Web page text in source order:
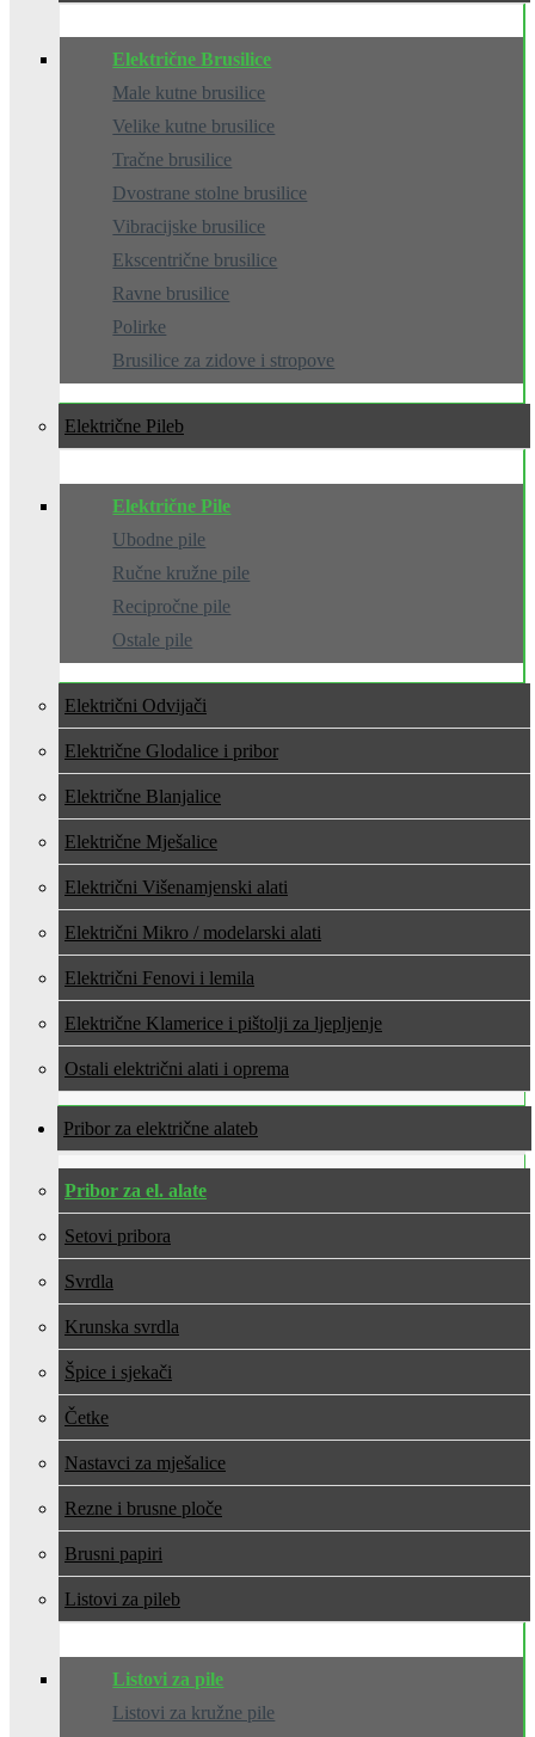
Električne Brusilice
Male kutne brusilice
Velike kutne brusilice
Tračne brusilice
Dvostrane stolne brusilice
Vibracijske brusilice
Ekscentrične brusilice
Ravne brusilice
Polirke
Brusilice za zidove i stropove
Električne Pile
Električne Pile
Ubodne pile
Ručne kružne pile
Recipročne pile
Ostale pile
Električni Odvijači
Električne Glodalice i pribor
Električne Blanjalice
Električne Mješalice
Električni Višenamjenski alati
Električni Mikro / modelarski alati
Električni Fenovi i lemila
Električne Klamerice i pištolji za ljepljenje
Ostali električni alati i oprema
Pribor za električne alate
Pribor za el. alate
Setovi pribora
Svrdla
Krunska svrdla
Špice i sjekači
Četke
Nastavci za mješalice
Rezne i brusne ploče
Brusni papiri
Listovi za pile
Listovi za pile
Listovi za kružne pile